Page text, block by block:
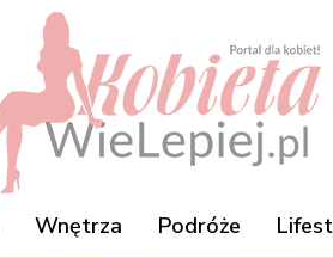
Wnętrza Podróże